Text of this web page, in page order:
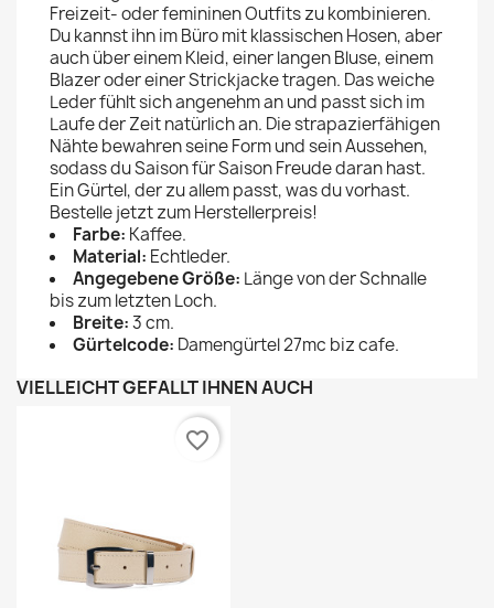
Freizeit- oder femininen Outfits zu kombinieren.
Du kannst ihn im Büro mit klassischen Hosen, aber
auch über einem Kleid, einer langen Bluse, einem
Blazer oder einer Strickjacke tragen. Das weiche
Leder fühlt sich angenehm an und passt sich im
Laufe der Zeit natürlich an. Die strapazierfähigen
Nähte bewahren seine Form und sein Aussehen,
sodass du Saison für Saison Freude daran hast.
Ein Gürtel, der zu allem passt, was du vorhast.
Bestelle jetzt zum Herstellerpreis!
Farbe: Kaffee.
Material: Echtleder.
Angegebene Größe: Länge von der Schnalle
bis zum letzten Loch.
Breite:3 cm.
Gürtelcode: Damengürtel 27mc biz cafe.
VIELLEICHT GEFÄLLT IHNEN AUCH
favorite_border